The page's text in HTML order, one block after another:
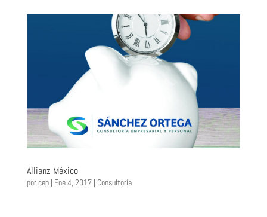
Allianz México
porcep| Ene 4, 2017| Consultoría